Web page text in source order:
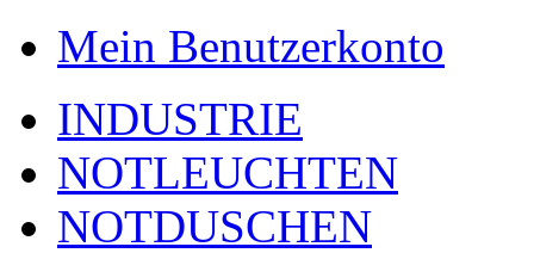
Mein Benutzerkonto
INDUSTRIE
NOTLEUCHTEN
NOTDUSCHEN